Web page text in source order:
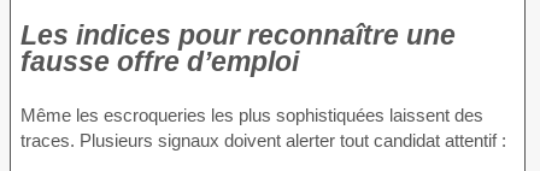
Les indices pour reconnaître une
fausse offre d’emploi
Même les escroqueries les plus sophistiquées laissent des
traces. Plusieurs signaux doivent alerter tout candidat attentif :